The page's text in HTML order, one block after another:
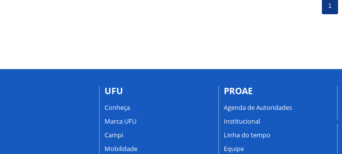
1
UFU
Conheça
Marca UFU
Campi
Mobilidade
PROAE
Agenda de Autoridades
Institucional
Linha do tempo
Equipe